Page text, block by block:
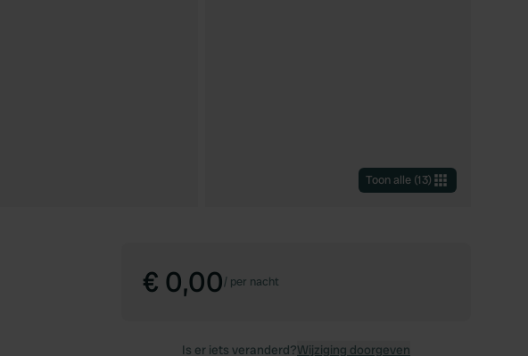
Toon alle (13)
€ 0,00/ per nacht
Is er iets veranderd?Wijziging doorgeven